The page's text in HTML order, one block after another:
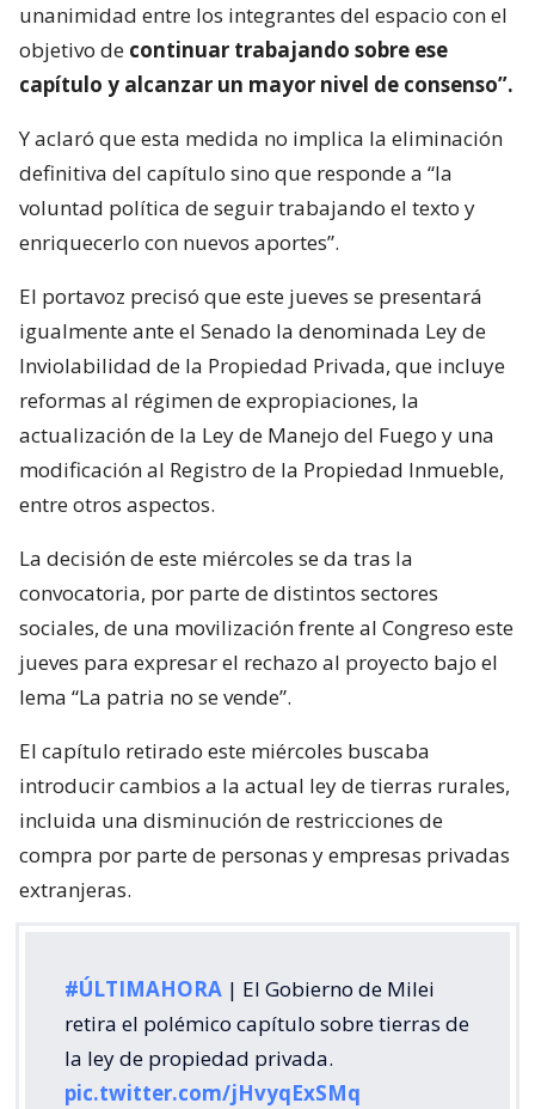
unanimidad entre los integrantes del espacio con el
objetivo de continuar trabajando sobre ese
capítulo y alcanzar un mayor nivel de consenso”.
Y aclaró que esta medida no implica la eliminación
definitiva del capítulo sino que responde a “la
voluntad política de seguir trabajando el texto y
enriquecerlo con nuevos aportes”.
El portavoz precisó que este jueves se presentará
igualmente ante el Senado la denominada Ley de
Inviolabilidad de la Propiedad Privada, que incluye
reformas al régimen de expropiaciones, la
actualización de la Ley de Manejo del Fuego y una
modificación al Registro de la Propiedad Inmueble,
entre otros aspectos.
La decisión de este miércoles se da tras la
convocatoria, por parte de distintos sectores
sociales, de una movilización frente al Congreso este
jueves para expresar el rechazo al proyecto bajo el
lema “La patria no se vende”.
El capítulo retirado este miércoles buscaba
introducir cambios a la actual ley de tierras rurales,
incluida una disminución de restricciones de
compra por parte de personas y empresas privadas
extranjeras.
#ÚLTIMAHORA | El Gobierno de Milei
retira el polémico capítulo sobre tierras de
la ley de propiedad privada.
pic.twitter.com/jHvyqExSMq